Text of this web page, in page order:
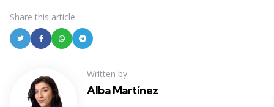
Share this article
Written by
Alba Martínez